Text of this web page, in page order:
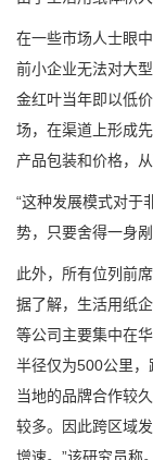
在一些市场人士眼
前小企业无法对大
金红叶当年即以低
场，在渠道上形成
产品包装和价格，
“这种发展模式对于
势，只要舍得一身
此外，所有位列前
据了解，生活用纸
等公司主要集中在
半径仅为500公里
当地的品牌合作较
较多。因此跨区域
增速。”该研究员称。